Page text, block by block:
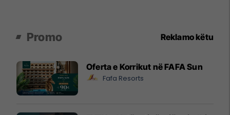
Promo Reklamo këtu
Oferta e Korrikut në FAFA Sun
Fafa Resorts